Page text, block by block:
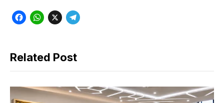
F
e
o
W
t
A
X
T
e
r
Related Post